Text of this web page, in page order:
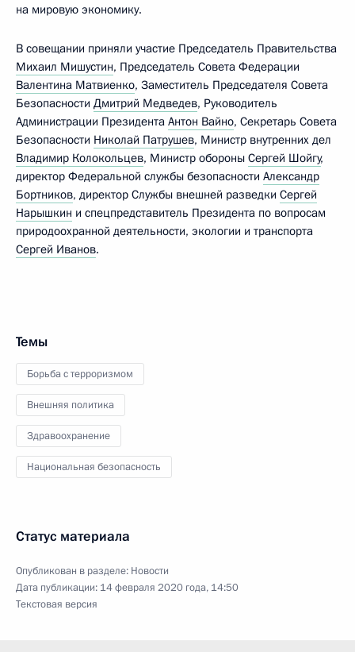
на мировую экономику.
В совещании приняли участие Председатель Правительства
Михаил Мишустин, Председатель Совета Федерации
Валентина Матвиенко, Заместитель Председателя Совета
Безопасности Дмитрий Медведев, Руководитель
Администрации Президента Антон Вайно, Секретарь Совета
Безопасности Николай Патрушев, Министр внутренних дел
Владимир Колокольцев, Министр обороны Сергей Шойгу,
директор Федеральной службы безопасности Александр
Бортников, директор Службы внешней разведки Сергей
Нарышкин и спецпредставитель Президента по вопросам
природоохранной деятельности, экологии и транспорта
Сергей Иванов.
Темы
Борьба с терроризмом
Внешняя политика
Здравоохранение
Национальная безопасность
Статус материала
Опубликован в разделе: Новости
Дата публикации: 14 февраля 2020 года, 14:50
Текстовая версия